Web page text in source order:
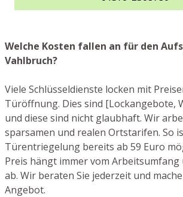
Welche Kosten fallen an für den
Vahlbruch?
Viele Schlüsseldienste locken mit
Türöffnung. Dies sind [Lockangebote,
und diese sind nicht glaubhaft. Wir
sparsamen und realen Ortstarifen. So
Türentriegelung bereits ab 59 Euro
Preis hängt immer vom
ab. Wir beraten Sie jederzeit und
Angebot.